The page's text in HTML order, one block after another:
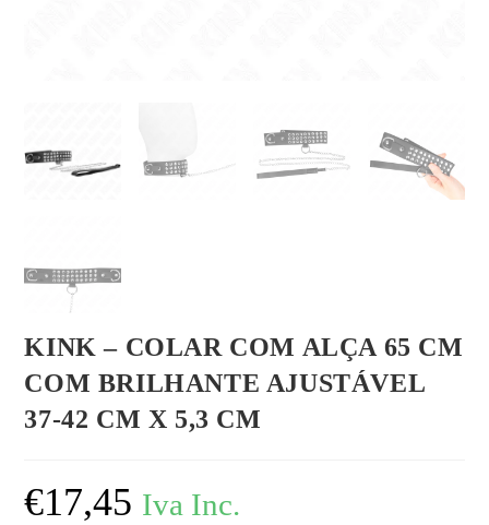
KINK – COLAR COM ALÇA 65 CM
COM BRILHANTE AJUSTÁVEL
37-42 CM X 5,3 CM
€17,45 Iva Inc.